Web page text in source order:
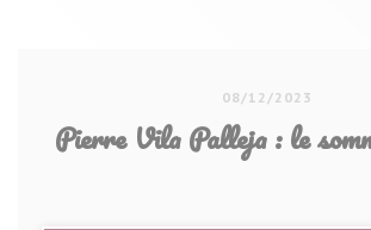
08/12/2023
Pierre Vila Palleja : le